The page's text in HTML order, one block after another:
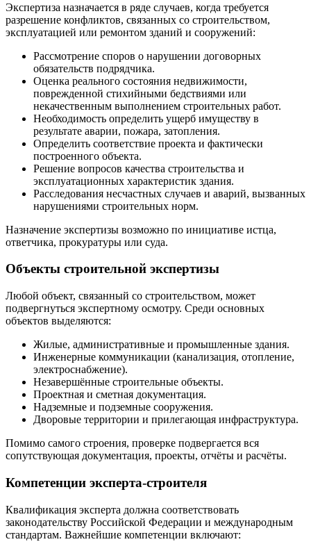
Экспертиза назначается в ряде случаев, когда требуется
разрешение конфликтов, связанных со строительством,
эксплуатацией или ремонтом зданий и сооружений:
Рассмотрение споров о нарушении договорных
обязательств подрядчика.
Оценка реального состояния недвижимости,
поврежденной стихийными бедствиями или
некачественным выполнением строительных работ.
Необходимость определить ущерб имуществу в
результате аварии, пожара, затопления.
Определить соответствие проекта и фактически
построенного объекта.
Решение вопросов качества строительства и
эксплуатационных характеристик здания.
Расследования несчастных случаев и аварий, вызванных
нарушениями строительных норм.
Назначение экспертизы возможно по инициативе истца,
ответчика, прокуратуры или суда.
Объекты строительной экспертизы
Любой объект, связанный со строительством, может
подвергнуться экспертному осмотру. Среди основных
объектов выделяются:
Жилые, административные и промышленные здания.
Инженерные коммуникации (канализация, отопление,
электроснабжение).
Незавершённые строительные объекты.
Проектная и сметная документация.
Надземные и подземные сооружения.
Дворовые территории и прилегающая инфраструктура.
Помимо самого строения, проверке подвергается вся
сопутствующая документация, проекты, отчёты и расчёты.
Компетенции эксперта-строителя
Квалификация эксперта должна соответствовать
законодательству Российской Федерации и международным
стандартам. Важнейшие компетенции включают: